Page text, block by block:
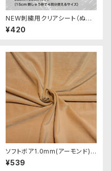
NEW刺繍用クリアシート（ぬい
ぐるみ生地に刺繍する際に）
¥420
ソフトボア1.0mm(アーモンド)S
SB133 ぬいぐるみ用短毛ボア
生地 20cm
¥539